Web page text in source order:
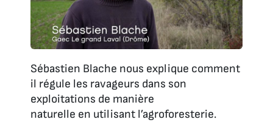
Sébastien Blache nous explique comment
il régule les ravageurs dans son
exploitations de manière
naturelle en utilisant l’agroforesterie.